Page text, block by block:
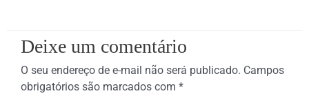
Deixe um comentário
O seu endereço de e-mail não será publicado. Campos
obrigatórios são marcados com *